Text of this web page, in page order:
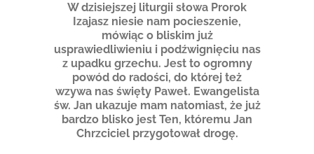
W dzisiejszej liturgii słowa Prorok
Izajasz niesie nam pocieszenie,
mówiąc o bliskim już
usprawiedliwieniu i podźwignięciu nas
z upadku grzechu. Jest to ogromny
powód do radości, do której też
wzywa nas święty Paweł. Ewangelista
św. Jan ukazuje mam natomiast, że już
bardzo blisko jest Ten, któremu Jan
Chrzciciel przygotował drogę.